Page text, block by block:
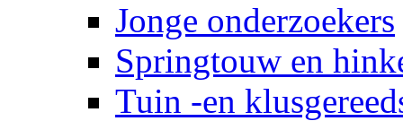
Jonge onderzoekers
Springtouw en
Tuin -en